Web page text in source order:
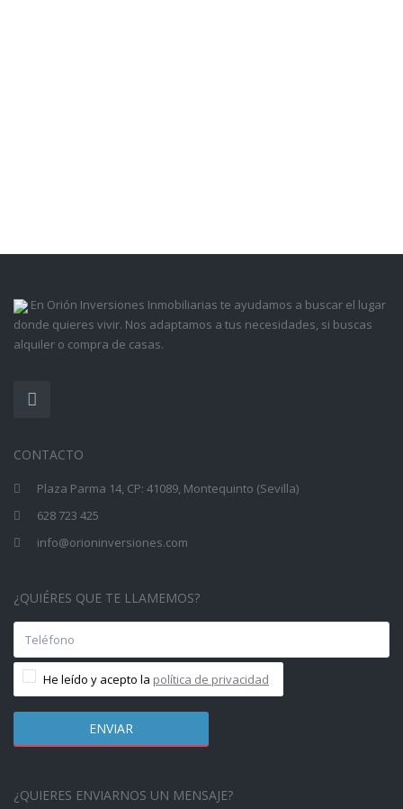
En Orión Inversiones Inmobiliarias te ayudamos a buscar el lugar
donde quieres vivir. Nos adaptamos a tus necesidades, si buscas
alquiler o compra de casas.
CONTACTO
Plaza Parma 14, CP: 41089, Montequinto (Sevilla)
628 723 425
info@orioninversiones.com
¿QUIÉRES QUE TE LLAMEMOS?
He leído y acepto la política de privacidad
¿QUIERES ENVIARNOS UN MENSAJE?